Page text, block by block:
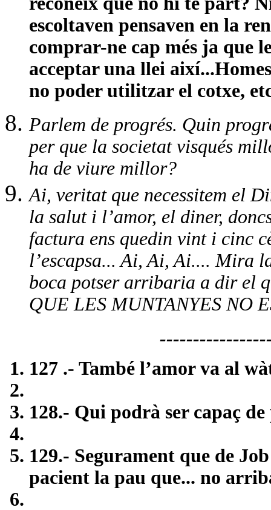
escoltaven pensaven en la
comprar-ne cap més ja que
acceptar una llei
no poder utilitzar el cotxe,
Parlem de progrés. Quin
per que la societat visqués
ha de viure millor?
Ai, veritat que necessitem el
la salut i l’amor, el diner,
factura ens quedin vint i cinc
l’escapsa... Ai, Ai, Ai.... Mira
boca potser arribaria a dir el
QUE LES MUNTANYES NO
127 .- També l’amor va al
128.- Qui podrà ser capaç
129.- Segurament que de
pacient la pau que... no